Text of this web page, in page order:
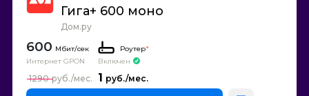
Гига+ 600 моно
Дом.ру
600
Интернет GPON
Роутер*
Включен
1
1290